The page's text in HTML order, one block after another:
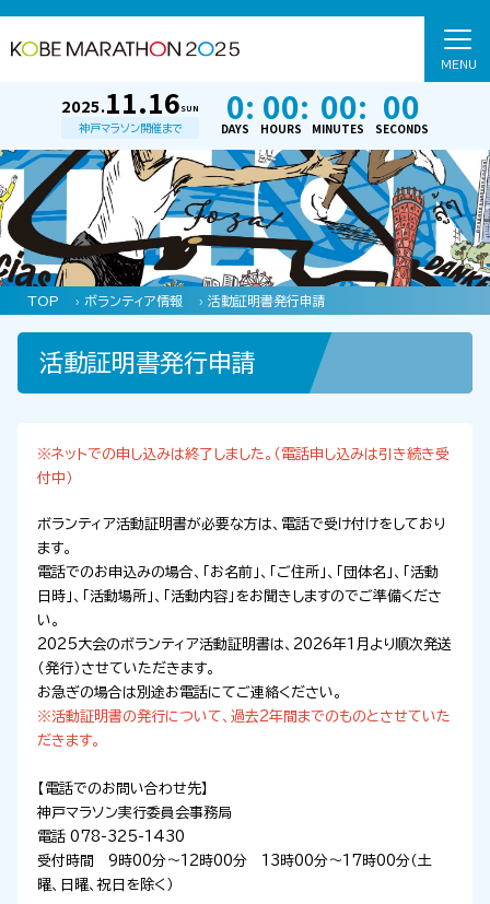
2025.11.16 SUN
神戸マラソン開催まで
0:
DAYS
00:
HOURS
00:
MINUTES
00
SECONDS
TOP › ボランティア情報 › 活動証明書発行申請
活動証明書発行申請
※ネットでの申し込みは終了しました。（電話申し込みは引き続き受
付中）
ボランティア活動証明書が必要な方は、電話で受け付けをしており
ます。
電話でのお申込みの場合、「お名前」、「ご住所」、「団体名」、「活動
日時」、「活動場所」、「活動内容」をお聞きしますのでご準備くださ
い。
2025大会のボランティア活動証明書は、2026年1月より順次発送
（発行）させていただきます。
お急ぎの場合は別途お電話にてご連絡ください。
※活動証明書の発行について、過去2年間までのものとさせていた
だきます。
【電話でのお問い合わせ先】
神戸マラソン実行委員会事務局
電話 078-325-1430
受付時間 9時00分～12時00分 13時00分～17時00分（土
曜、日曜、祝日を除く）
MENU